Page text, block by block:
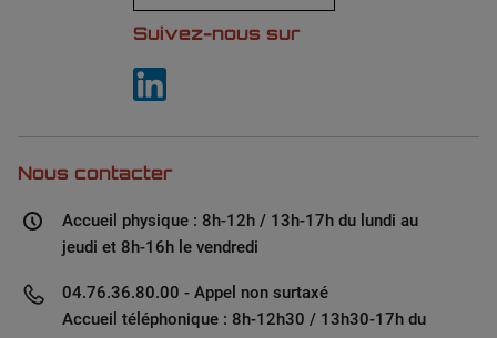
Suivez-nous sur
Nous contacter
Accueil physique : 8h-12h / 13h-17h du lundi au
jeudi et 8h-16h le vendredi
04.76.36.80.00 - Appel non surtaxé
Accueil téléphonique : 8h-12h30 / 13h30-17h du